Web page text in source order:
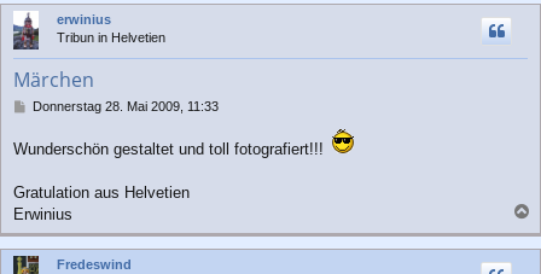
c
erwinius
Tribun in Helvetien
Märchen
B
i
t
a
g
Donnerstag 28. Mai 2009, 11:33
Wunderschön gestaltet und toll fotografiert!!!
Gratulation aus Helvetien
Erwinius
a
c
Fredeswind